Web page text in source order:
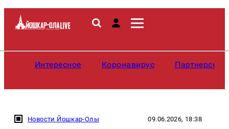
Интересное Коронавирус
Новости Йошкар-Олы 09.06.2026, 18:38